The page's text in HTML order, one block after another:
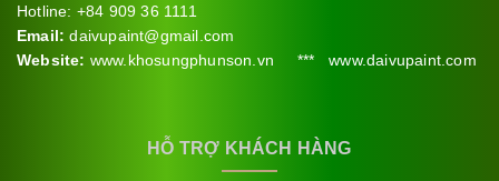
Hotline: +84 909 36 1111
Email:daivupaint@gmail.com
Website: www.khosungphunson.vn *** www.daivupaint.com
HỖ TRỢ KHÁCH HÀNG